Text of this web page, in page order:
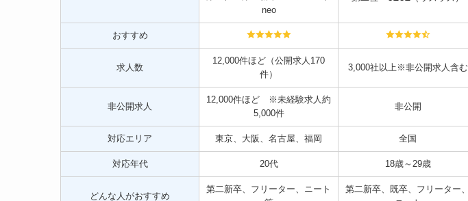
neo
おすすめ
求人数
12,000件ほど（公開求人170
件）
3,000社以上※非公開求人含む
非公開求人
12,000件ほど ※未経験求人約
5,000件
非公開
対応エリア 東京、大阪、名古屋、福岡 全国
対応年代 20代 18歳～29歳
どんな人がおすすめ
第二新卒、フリーター、ニート
第二新卒、既卒、フリーター、